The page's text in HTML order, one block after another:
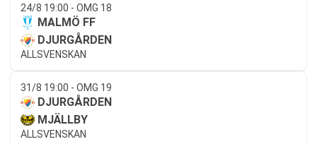
24/8 19:00 - OMG 18
MALMÖ FF
DJURGÅRDEN
ALLSVENSKAN
31/8 19:00 - OMG 19
DJURGÅRDEN
MJÄLLBY
ALLSVENSKAN